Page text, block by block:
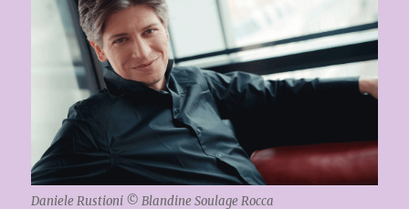
Daniele Rustioni © Blandine Soulage Rocca